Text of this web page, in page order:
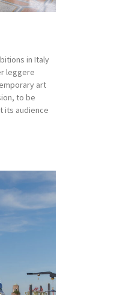
in Italy
leggere
art
to be
its audience